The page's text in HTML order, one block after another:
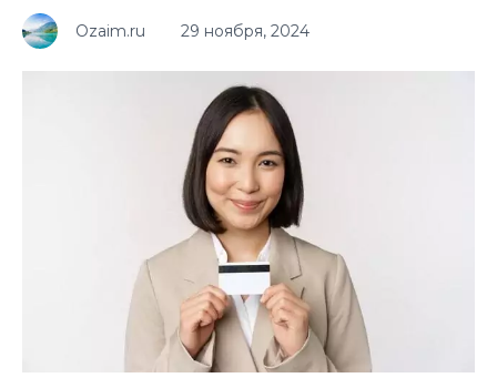
Ozaim.ru 29 ноября, 2024